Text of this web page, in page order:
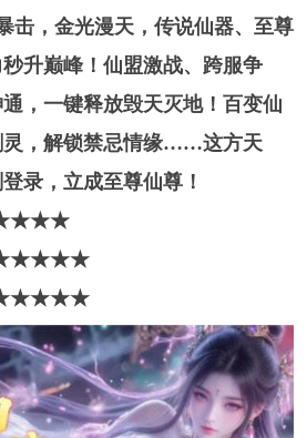
击，金光漫天，传说仙器、至尊
升巅峰！仙盟激战、跨服争
，一键释放毁天灭地！百变仙
灵，解锁禁忌情缘……这方天
录，立成至尊仙尊！
★★★★
★★★★★
★★★★★